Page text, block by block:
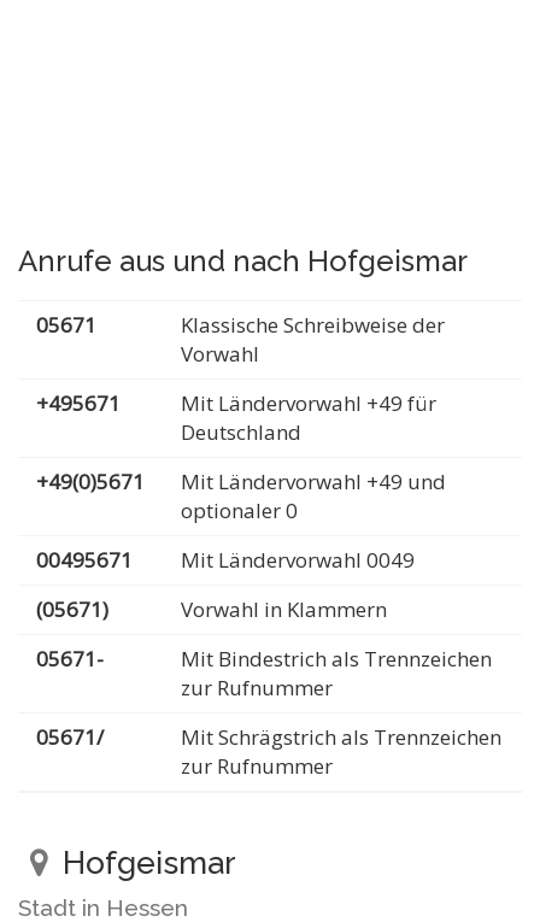
Anrufe aus und nach Hofgeismar
05671
Klassische Schreibweise der
Vorwahl
+495671
Mit Ländervorwahl +49 für
Deutschland
+49(0)5671
Mit Ländervorwahl +49 und
optionaler 0
00495671
Mit Ländervorwahl 0049
(05671)
Vorwahl in Klammern
05671-
Mit Bindestrich als Trennzeichen
zur Rufnummer
05671/
Mit Schrägstrich als Trennzeichen
zur Rufnummer
Hofgeismar
Stadt in Hessen